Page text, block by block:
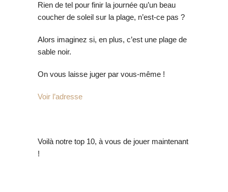
Rien de tel pour finir la journée qu’un beau
coucher de soleil sur la plage, n’est-ce pas ?
Alors imaginez si, en plus, c’est une plage de
sable noir.
On vous laisse juger par vous-même !
Voir l’adresse
Voilà notre top 10, à vous de jouer maintenant
!